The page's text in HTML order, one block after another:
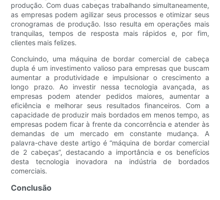
produção. Com duas cabeças trabalhando simultaneamente,
as empresas podem agilizar seus processos e otimizar seus
cronogramas de produção. Isso resulta em operações mais
tranquilas, tempos de resposta mais rápidos e, por fim,
clientes mais felizes.
Concluindo, uma máquina de bordar comercial de cabeça
dupla é um investimento valioso para empresas que buscam
aumentar a produtividade e impulsionar o crescimento a
longo prazo. Ao investir nessa tecnologia avançada, as
empresas podem atender pedidos maiores, aumentar a
eficiência e melhorar seus resultados financeiros. Com a
capacidade de produzir mais bordados em menos tempo, as
empresas podem ficar à frente da concorrência e atender às
demandas de um mercado em constante mudança. A
palavra-chave deste artigo é “máquina de bordar comercial
de 2 cabeças”, destacando a importância e os benefícios
desta tecnologia inovadora na indústria de bordados
comerciais.
Conclusão